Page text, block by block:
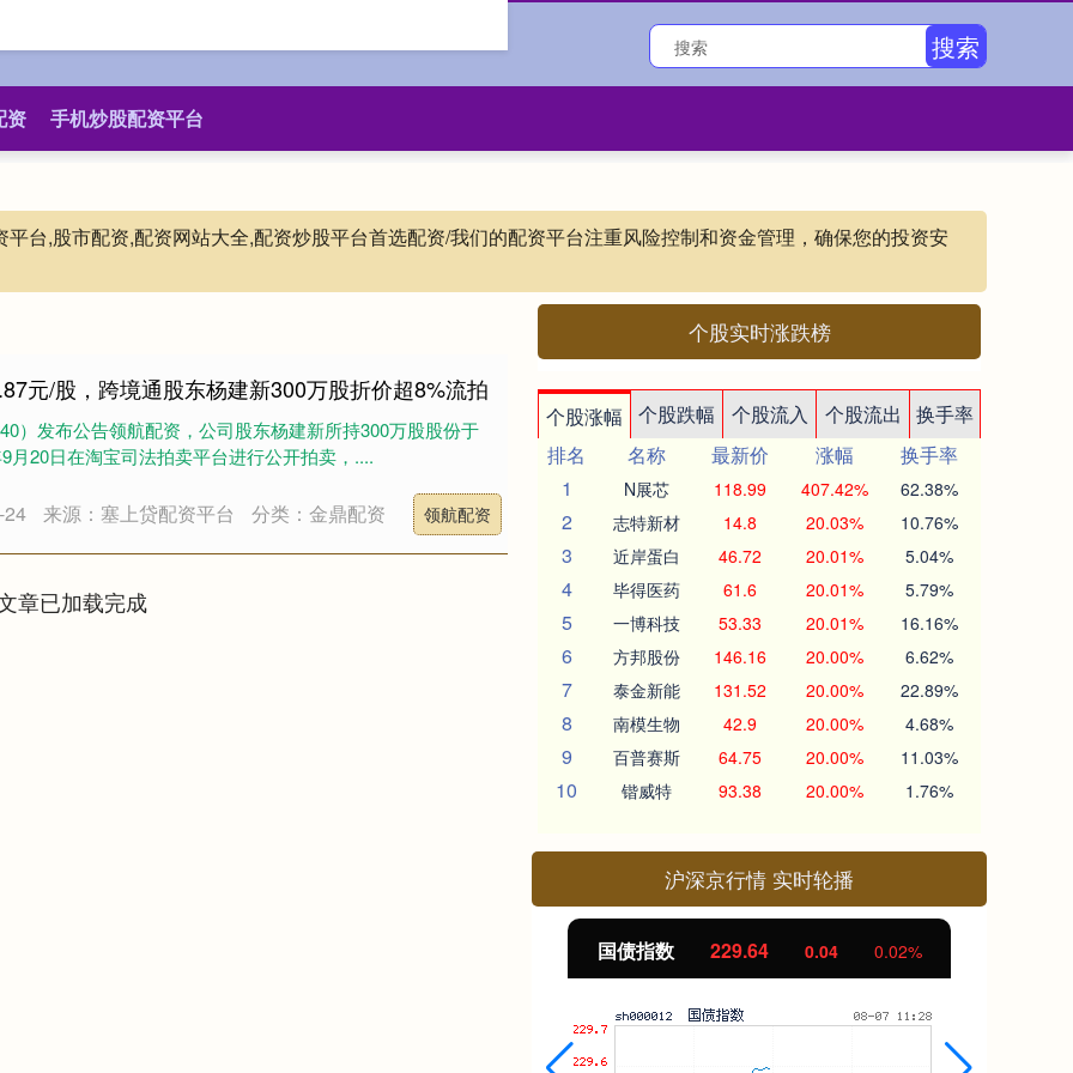
搜索
资 手机炒股配资平台
台,股市配资,配资网站大全,配资炒股平台首选配资/我们的配资平台注重风险控制和资金管理，确保您的投资安
元/股，跨境通股东杨建新300万股折价超8%流拍
）发布公告领航配资，公司股东杨建新所持300万股股份于
月20日在淘宝司法拍卖平台进行公开拍卖，....
24 来源：塞上贷配资平台 分类：金鼎配资 领航配资
章已加载完成
个股实时涨跌榜
个股涨幅 个股跌幅 个股流入 个股流出
换手率
排名
名称 最新价 涨幅
换手率
1
N展芯 118.99 407.42% 62.38%
2 志特新材 14.8 20.03% 10.76%
3 近岸蛋白 46.72 20.01% 5.04%
4 毕得医药 61.6 20.01% 5.79%
5 一博科技 53.33 20.01% 16.16%
6 方邦股份 146.16 20.00% 6.62%
7 泰金新能 131.52 20.00% 22.89%
8 南模生物 42.9 20.00% 4.68%
9 百普赛斯 64.75 20.00% 11.03%
10 锴威特 93.38 20.00% 1.76%
沪深京行情 实时轮播
国债指数 229.64 0.04 0.02%